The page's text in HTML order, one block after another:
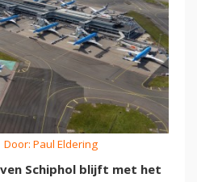
Door: Paul Eldering
Schiphol blijft met het